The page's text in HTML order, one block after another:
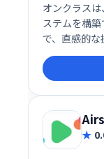
オンクラス
ステムを構
で、直感的
能。充実し
し、学習者の